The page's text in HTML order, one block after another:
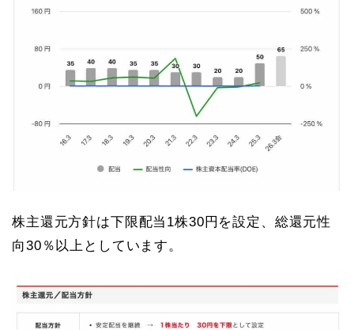
株主還元方針は下限配当1株30円を設定、総還元性
向30％以上としています。